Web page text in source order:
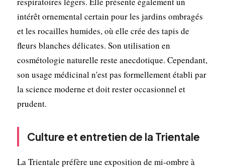
intérêt ornemental certain pour les jardins ombragés
et les rocailles humides, où elle crée des tapis de
fleurs blanches délicates. Son utilisation en
cosmétologie naturelle reste anecdotique. Cependant,
son usage médicinal n'est pas formellement établi par
la science moderne et doit rester occasionnel et
prudent.
Culture et entretien de la Trientale
La Trientale préfère une exposition de mi-ombre à